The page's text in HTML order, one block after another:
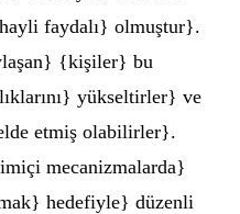
faydalı} olmuştur}.
{kişiler} bu
yükseltirler} ve
etmiş olabilirler}.
mecanizmalarda}
hedefiyle} düzenli